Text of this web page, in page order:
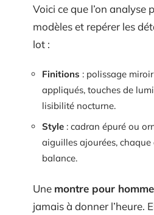
Voici ce que l’on analyse
modèles et repérer les
lot :
Finitions : polissage
appliqués, touches de
lisibilité nocturne.
Style : cadran épuré ou
aiguilles ajourées,
balance.
Une montre pour homme
jamais à donner l’heure.